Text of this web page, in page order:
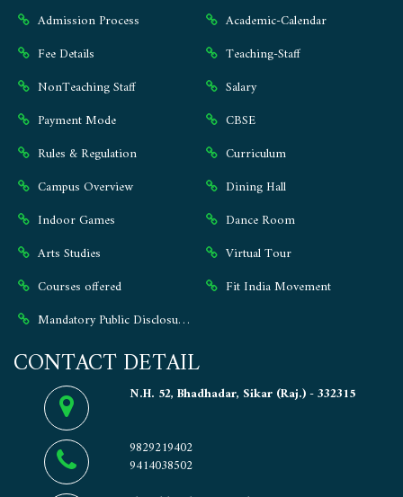
Admission Process
Academic-Calendar
Fee Details
Teaching-Staff
NonTeaching Staff
Salary
Payment Mode
CBSE
Rules & Regulation
Curriculum
Campus Overview
Dining Hall
Indoor Games
Dance Room
Arts Studies
Virtual Tour
Courses offered
Fit India Movement
Mandatory Public Disclosure ⭐
CONTACT DETAIL
N.H. 52, Bhadhadar, Sikar (Raj.) - 332315
9829219402
9414038502